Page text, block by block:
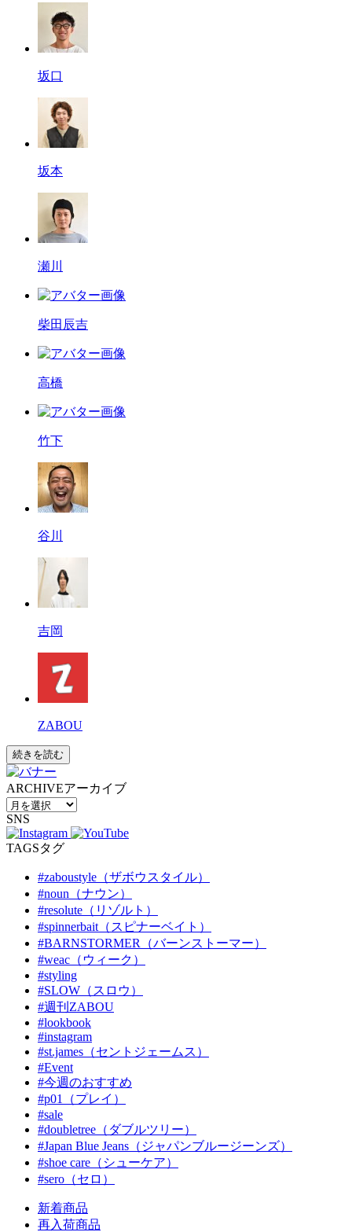
坂口
坂本
瀬川
柴田辰吉
高橋
竹下
谷川
吉岡
ZABOU
続きを読む
ARCHIVEアーカイブ
SNS
TAGSタグ
#zaboustyle（ザボウスタイル）
#noun（ナウン）
#resolute（リゾルト）
#spinnerbait（スピナーベイト）
#BARNSTORMER（バーンストーマー）
#weac（ウィーク）
#styling
#SLOW（スロウ）
#週刊ZABOU
#lookbook
#instagram
#st.james（セントジェームス）
#Event
#今週のおすすめ
#p01（プレイ）
#sale
#doubletree（ダブルツリー）
#Japan Blue Jeans（ジャパンブルージーンズ）
#shoe care（シューケア）
#sero（セロ）
新着商品
再入荷商品